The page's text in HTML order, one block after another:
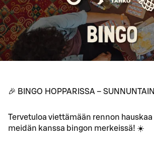
🎉 BINGO HOPPARISSA –
Tervetuloa viettämään rennon
meidän kanssa bingon merkeissä! ☀️